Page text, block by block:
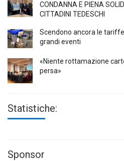
CONDANNA E PIENA
CITTADINI TEDESCHI
Scendono ancora le
grandi eventi
«Niente rottamazione
persa»
Statistiche:
Sponsor